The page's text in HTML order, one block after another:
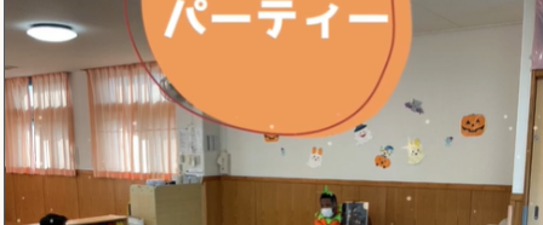
利用者の声